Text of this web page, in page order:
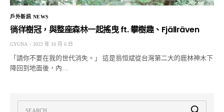
戶外新訊 NEWS
徜徉樹冠，與整座森林一起搖曳 ft. 攀樹趣、Fjällräven
GYUNA 2022 年 10 月 6 日
「請你不要在我的世代消失。」 這是翁恒斌從台灣第二大的鹿林神木下
降回到地面後，內…